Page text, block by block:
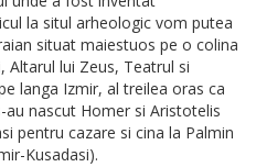
la situl arheologic vom putea
situat maiestuos pe o colina
Altarul lui Zeus, Teatrul si
langa Izmir, al treilea oras ca
nascut Homer si Aristotelis
pentru cazare si cina la Palmin
Kusadasi).